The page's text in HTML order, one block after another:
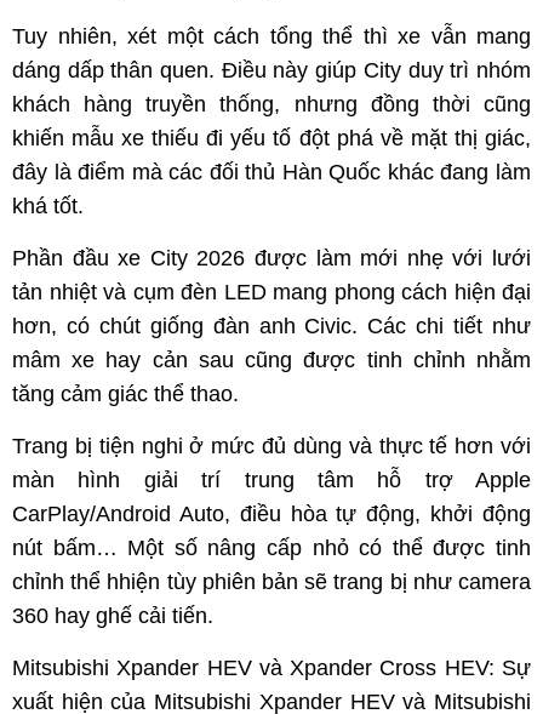
Tuy nhiên, xét một cách tổng thể thì xe vẫn mang
dáng dấp thân quen. Điều này giúp City duy trì nhóm
khách hàng truyền thống, nhưng đồng thời cũng
khiến mẫu xe thiếu đi yếu tố đột phá về mặt thị giác,
đây là điểm mà các đối thủ Hàn Quốc khác đang làm
khá tốt.
Phần đầu xe City 2026 được làm mới nhẹ với lưới
tản nhiệt và cụm đèn LED mang phong cách hiện đại
hơn, có chút giống đàn anh Civic. Các chi tiết như
mâm xe hay cản sau cũng được tinh chỉnh nhằm
tăng cảm giác thể thao.
Trang bị tiện nghi ở mức đủ dùng và thực tế hơn với
màn hình giải trí trung tâm hỗ trợ Apple
CarPlay/Android Auto, điều hòa tự động, khởi động
nút bấm… Một số nâng cấp nhỏ có thể được tinh
chỉnh thể hhiện tùy phiên bản sẽ trang bị như camera
360 hay ghế cải tiến.
Mitsubishi Xpander HEV và Xpander Cross HEV: Sự
xuất hiện của Mitsubishi Xpander HEV và Mitsubishi